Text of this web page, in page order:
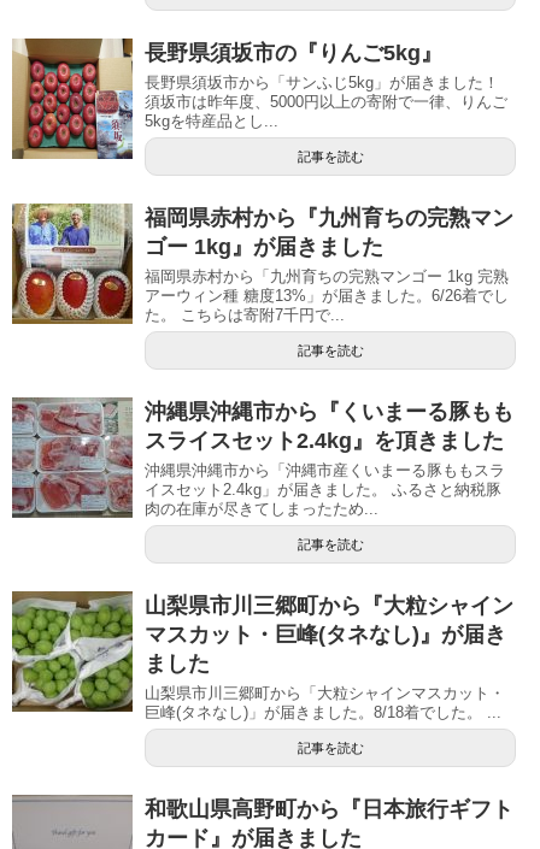
長野県須坂市の『りんご5kg』
長野県須坂市から「サンふじ5kg」が届きました！
須坂市は昨年度、5000円以上の寄附で一律、りんご
5kgを特産品とし...
記事を読む
福岡県赤村から『九州育ちの完熟マン
ゴー 1kg』が届きました
福岡県赤村から「九州育ちの完熟マンゴー 1kg 完熟
アーウィン種 糖度13%」が届きました。6/26着でし
た。 こちらは寄附7千円で...
記事を読む
沖縄県沖縄市から『くいまーる豚もも
スライスセット2.4kg』を頂きました
沖縄県沖縄市から「沖縄市産くいまーる豚ももスラ
イスセット2.4kg」が届きました。 ふるさと納税豚
肉の在庫が尽きてしまったため...
記事を読む
山梨県市川三郷町から『大粒シャイン
マスカット・巨峰(タネなし)』が届き
ました
山梨県市川三郷町から「大粒シャインマスカット・
巨峰(タネなし)」が届きました。8/18着でした。 ...
記事を読む
和歌山県高野町から『日本旅行ギフト
カード』が届きました